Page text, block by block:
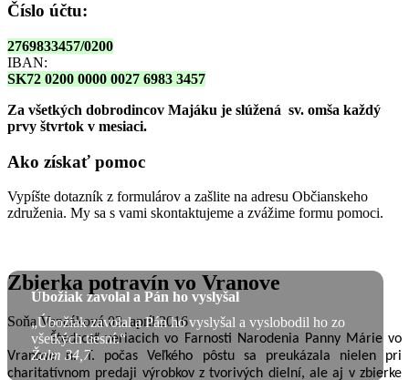
Číslo účtu:
2769833457/0200
IBAN:
SK72 0200 0000 0027 6983 3457
Za všetkých dobrodincov Majáku je slúžená sv. omša každý
prvy štvrtok v mesiaci.
Ako získať pomoc
Vypíšte dotazník z formulárov a zašlite na adresu Občianskeho
združenia. My sa s vami skontaktujeme a zvážime formu pomoci.
Úbožiak zavolal a Pán ho vyslyšal
„Úbožiak zavolal a Pán ho vyslyšal a vyslobodil ho zo
všetkých tiesní.“
Žalm 34,7
Zbierka potravín vo Vranove
Soňa Vancáková 03. apríl 2016
Štedrosť veriacich vo Farnosti Narodenia Panny Márie vo
Vranove n. T. počas Veľkého pôstu sa preukázala nielen pri
charitatívnom predaji výrobkov z tvorivých dielní, ale aj v zbierke